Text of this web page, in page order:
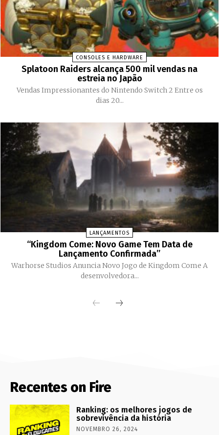
CONSOLES E HARDWARE
Splatoon Raiders alcança 500 mil vendas na
estreia no Japão
Vendas Impressionantes do Nintendo Switch 2 Entre os
dias 20...
LANÇAMENTOS
“Kingdom Come: Novo Game Tem Data de
Lançamento Confirmada”
Warhorse Studios Anuncia Novo Jogo de Kingdom Come A
desenvolvedora...
Recentes on Fire
Ranking: os melhores jogos de
sobrevivência da história
NOVEMBRO 26, 2024